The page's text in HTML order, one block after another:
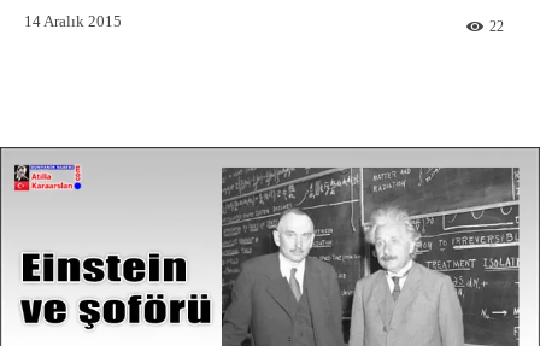
14 Aralık 2015 22